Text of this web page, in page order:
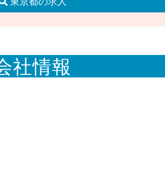
社情報